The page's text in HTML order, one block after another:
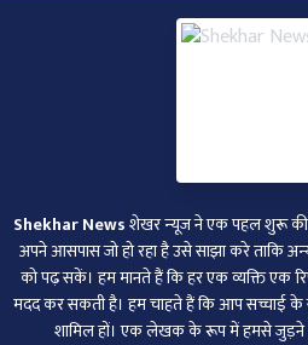
Shekhar Newsशेखर न्‍यूज ने एक पहल शुरू की
अपने आसपास जो हो रहा है उसे साझा करे ताकि
को पढ़ सकें। हम मानते हैं कि हर एक व्यक्ति एक
मदद कर सकती है। हम चाहते हैं कि आप सच्चाई के
शामिल हों। एक लेखक के रूप में हमसे जुड़ने